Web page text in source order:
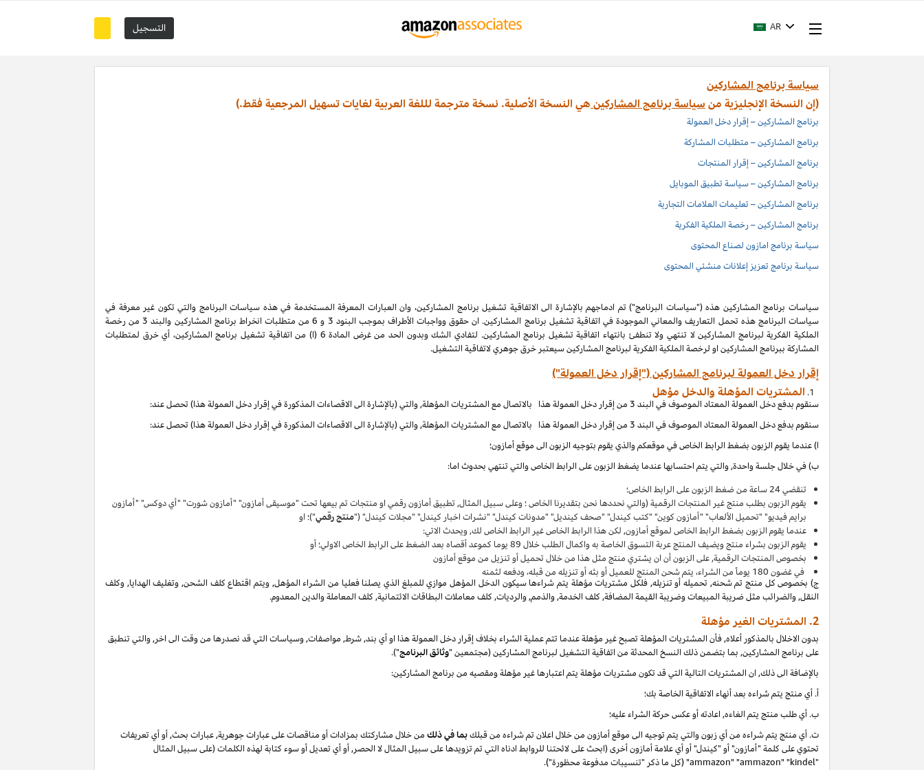
التسجيل AR
سياسة برنامج المشاركين
(إن النسخة الإنجليزية منسياسة برنامج المشاركين هي النسخة الأصلية. نسخة مترجمة لللغة العربية لغايات تسهيل المرجعية فقط.)
برنامج المشاركين – إقرار دخل العمولة
برنامج المشاركين – متطلبات المشاركة
برنامج المشاركين – إقرار المنتجات
برنامج المشاركين – سياسة تطبيق الموبايل
برنامج المشاركين – تعليمات العلامات التجارية
برنامج المشاركين – رخصة الملكية الفكرية
سياسة برنامج امازون لصناع المحتوى
سياسة برنامج تعزيز إعلانات منشئي المحتوى
سياسات برنامج المشاركين هذه ("سياسات البرنامج") تم ادماجهم بالإشارة الى الاتفاقية تشغيل برنامج المشاركين، وان العبارات المعرفة المستخدمة في هذه سياسات البرنامج والتي تكون غير معرفة في
سياسات البرنامج هذه تحمل التعاريف والمعاني الموجودة في اتفاقية تشغيل برنامج المشاركين. ان حقوق وواجبات الأطراف بموجب البنود 3 و 6 من متطلبات انخراط برنامج المشاركين والبند 3 من رخصة
الملكية الفكرية لبرنامج المشاركين لا تنتهي ولا تنطفئ بانتهاء اتفاقية تشغيل برنامج المشاركين. لتفادي الشك وبدون الحد من غرض المادة 6 (ا) من اتفاقية تشغيل برنامج المشاركين، أي خرق لمتطلبات
المشاركة ببرنامج المشاركين او لرخصة الملكية الفكرية لبرنامج المشاركين سيعتبر خرق جوهري لاتفاقية التشغيل.
إقرار دخل العمولة لبرنامج المشاركين ("إقرار دخل العمولة")
المشتريات المؤهلة والدخل مؤهل
سنقوم بدفع دخل العمولة المعتاد الموصوف في البند 3 من إقرار دخل العمولة هذا بالاتصال مع المشتريات المؤهلة, والتي (بالإشارة الى الاقصاءات المذكورة في إقرار دخل العمولة هذا) تحصل عند:
سنقوم بدفع دخل العمولة المعتاد الموصوف في البند 3 من إقرار دخل العمولة هذا بالاتصال مع المشتريات المؤهلة, والتي (بالإشارة الى الاقصاءات المذكورة في إقرار دخل العمولة هذا) تحصل عند:
ا) عندما يقوم الزبون بضغط الرابط الخاص في موقعكم والذي يقوم بتوجيه الزبون الى موقع أمازون؛
ب) في خلال جلسة واحدة, والتي يتم احتسابها عندما يضغط الزبون على الرابط الخاص والتي تنتهي بحدوث اما:
تنقضي 24 ساعة من ضغط الزبون على الرابط الخاص؛
يقوم الزبون بطلب منتج غير المنتجات الرقمية (والتي نحددها نحن بتقديرنا الخاص ؛ وعلى سبيل المثال, تطبيق أمازون رقمي او منتجات تم بيعها تحت "موسيقى أمازون" "أمازون شورت" "أي دوكس" "أمازون
برايم فيديو" "تحميل الألعاب" "أمازون كوين" "كتب كيندل" "صحف كينديل" "مدونات كيندل" "نشرات اخبار كيندل" "مجلات كيندل" ("منتج رقمي")؛ او
عندما يقوم الزبون بضغط الرابط الخاص لموقع أمازون, لكن هذا الرابط الخاص غير الرابط الخاص لك, ويحدث الاتي:
يقوم الزبون بشراء منتج ويضيف المنتجعربة التسوق الخاصة به واكمال الطلب خلال 89 يوما كموعد أقصاه بعد الضغط على الرابط الخاص الاولي؛ أو
بخصوص المنتجات الرقمية, على الزبون أن ان يشتري منتج مثل هذا من خلال تحميل أو تنزيل من موقع أمازون
في غضون 180 يوماً من الشراء، يتم شحن المنتج للعميل أو بثه أو تنزيله من قبله، ودفعه لثمنه
ج) بخصوص كل منتج تم شحنه, تحميله أو تنزيله, فلكل مشتريات مؤهلة يتم شراءها سيكون الدخل المؤهل موازي للمبلغ الذي يصلنا فعليا من الشراء المؤهل, ويتم اقتطاع كلف الشحن, وتغليف الهدايا, وكلف
النقل, والضرائب مثل ضريبة المبيعات وضريبة القيمة المضافة, كلف الخدمة, والذمم, والرديات, كلف معاملات البطاقات الائتمانية, كلف المعاملة والدين المعدوم.
2. المشتريات الغير مؤهلة
بدون الاخلال بالمذكور أعلاه, فأن المشتريات المؤهلة تصبح غير مؤهلة عندما تتم عملية الشراء بخلاف إقرار دخل العمولة هذا او أي بند, شرط, مواصفات, وسياسات التي قد نصدرها من وقت الى اخر, والتي تنطبق
على برنامج المشاركين, بما بتضمن ذلك النسخ المحدثة من اتفاقية التشغيل لبرنامج المشاركين (مجتمعين "وثائق البرنامج").
بالإضافة الى ذلك, ان المشتريات التالية التي قد تكون مشتريات مؤهلة يتم اعتبارها غير مؤهلة ومقصيه من برنامج المشاركين:
أ. أي منتج يتم شراءه بعد أنهاء الاتفاقية الخاصة بك؛
ب. أيطلب منتج يتم الغاءه, اعادته أو عكس حركة الشراء عليه؛
ت. أي منتج يتم شراءه من أي زبون والتي يتم توجيه الى موقع أمازون من خلال اعلان تم شراءه من قبلكبما في ذلك من خلال مشاركتك بمزادات أو مناقصات على عبارات جوهرية, عبارات بحث, أو أي تعريفات
تحتوي على كلمة "أمازون" أو "كيندل" أو أي علامة أمازون أخرى (ابحث على لائحتنا للروابط ادناه التي تم تزويدها على سبيل المثال لا الحصر, أو أي تعديل أو سوء كتابة لهذه الكلمات (على سبيل المثال
"ammazon" "ammazon" "kindel" (كل ما ذكر "تنسيبات مدفوعة محظورة").